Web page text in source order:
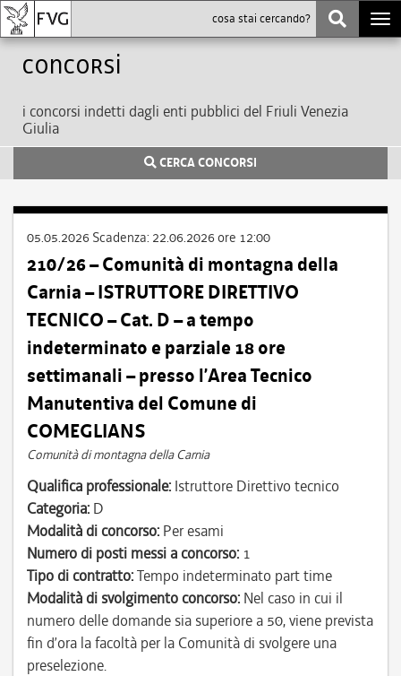
Concorsi
i concorsi indetti dagli enti pubblici del Friuli Venezia
Giulia
CERCA CONCORSI
05.05.2026 Scadenza: 22.06.2026 ore 12:00
210/26 – Comunità di montagna della
Carnia – ISTRUTTORE DIRETTIVO
TECNICO – Cat. D – a tempo
indeterminato e parziale 18 ore
settimanali – presso l’Area Tecnico
Manutentiva del Comune di
COMEGLIANS
Comunità di montagna della Carnia
Qualifica professionale: Istruttore Direttivo tecnico
Categoria: D
Modalità di concorso: Per esami
Numero di posti messi a concorso: 1
Tipo di contratto:Tempo indeterminato part time
Modalità di svolgimento concorso: Nel caso in cui il
numero delle domande sia superiore a 50, viene prevista
fin d’ora la facoltà per la Comunità di svolgere una
preselezione.